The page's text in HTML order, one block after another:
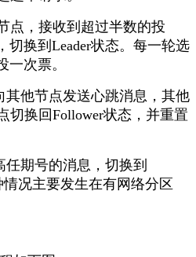
点，接收到超过半数的投
切换到Leader状态。每一轮选
一次票。
其他节点发送心跳消息，其他
切换回Follower状态，并重置
任期号的消息，切换到
况主要发生在有网络分区